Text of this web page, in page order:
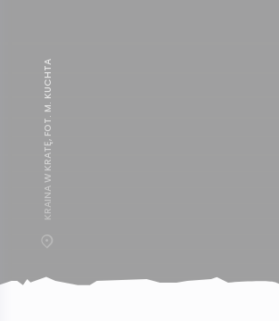
KRAINA W KRATĘ, FOT. M. KUCHTA